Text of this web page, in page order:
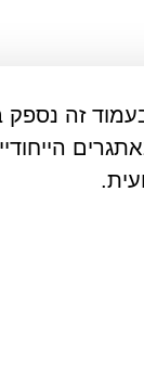
בעמוד זה